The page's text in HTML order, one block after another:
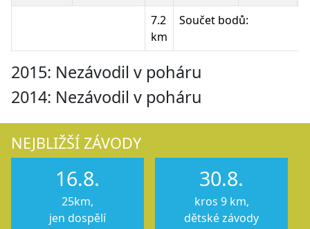
7.2
km
Součet bodů:
2015: Nezávodil v poháru
2014: Nezávodil v poháru
NEJBLIŽŠÍ ZÁVODY
16.8.
25km,
jen dospělí
30.8.
kros 9 km,
dětské závody